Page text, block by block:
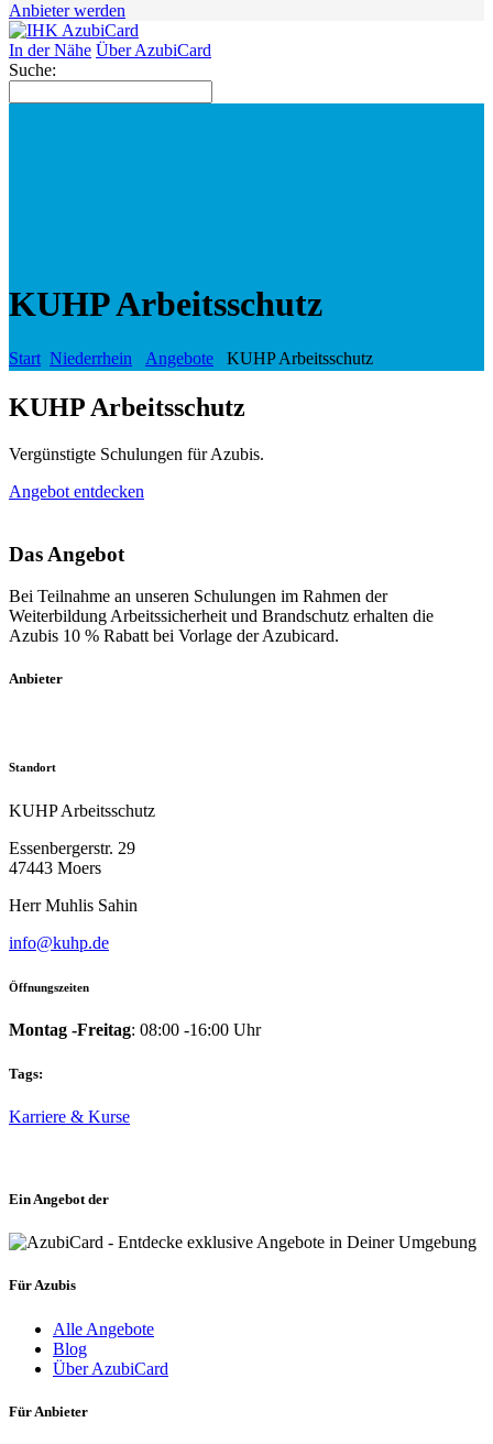
Anbieter werden
In der Nähe Über AzubiCard
Suche:
KUHP Arbeitsschutz
Start Niederrhein Angebote KUHP Arbeitsschutz
KUHP Arbeitsschutz
Vergünstigte Schulungen für Azubis.
Angebot entdecken
Das Angebot
Bei Teilnahme an unseren Schulungen im Rahmen der
Weiterbildung Arbeitssicherheit und Brandschutz erhalten die
Azubis 10 % Rabatt bei Vorlage der Azubicard.
Anbieter
Standort
KUHP Arbeitsschutz
Essenbergerstr. 29
47443 Moers
Herr Muhlis Sahin
info@kuhp.de
Öffnungszeiten
Montag -Freitag: 08:00 -16:00 Uhr
Tags:
Karriere & Kurse
Ein Angebot der
Für Azubis
Alle Angebote
Blog
Über AzubiCard
Für Anbieter